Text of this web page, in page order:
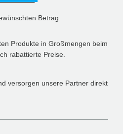
Betrag.
Produkte in Großmengen beim
rabattierte Preise.
versorgen unsere Partner direkt